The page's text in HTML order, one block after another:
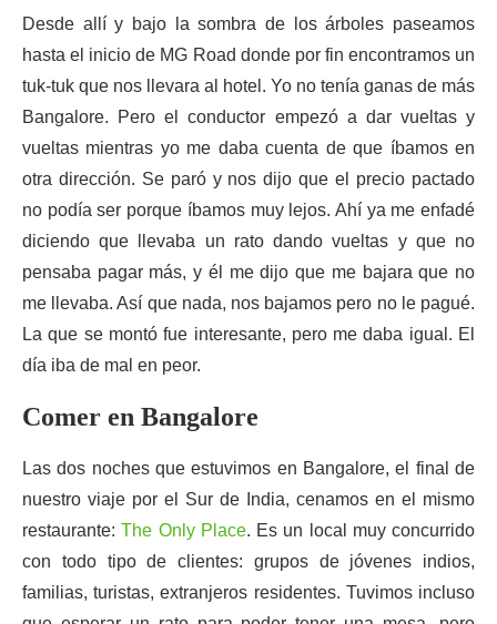
Desde allí y bajo la sombra de los árboles paseamos
hasta el inicio de MG Road donde por fin encontramos un
tuk-tuk que nos llevara al hotel. Yo no tenía ganas de más
Bangalore. Pero el conductor empezó a dar vueltas y
vueltas mientras yo me daba cuenta de que íbamos en
otra dirección. Se paró y nos dijo que el precio pactado
no podía ser porque íbamos muy lejos. Ahí ya me enfadé
diciendo que llevaba un rato dando vueltas y que no
pensaba pagar más, y él me dijo que me bajara que no
me llevaba. Así que nada, nos bajamos pero no le pagué.
La que se montó fue interesante, pero me daba igual. El
día iba de mal en peor.
Comer en Bangalore
Las dos noches que estuvimos en Bangalore, el final de
nuestro viaje por el Sur de India, cenamos en el mismo
restaurante:The Only Place. Es un local muy concurrido
con todo tipo de clientes: grupos de jóvenes indios,
familias, turistas, extranjeros residentes. Tuvimos incluso